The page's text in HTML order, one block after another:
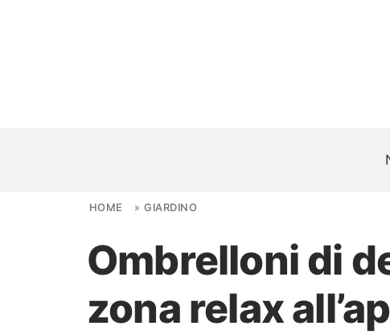
NOVITÀ
AMBIENTI
HOME »GIARDINO
Ombrelloni di
zona relax